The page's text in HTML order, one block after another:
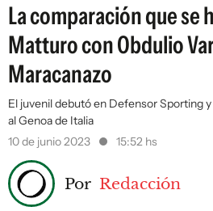
La comparación que se
Matturo con Obdulio
Maracanazo
El juvenil debutó en Defensor Sporting
al Genoa de Italia
10 de junio 2023
15:52 hs
Por Redacción